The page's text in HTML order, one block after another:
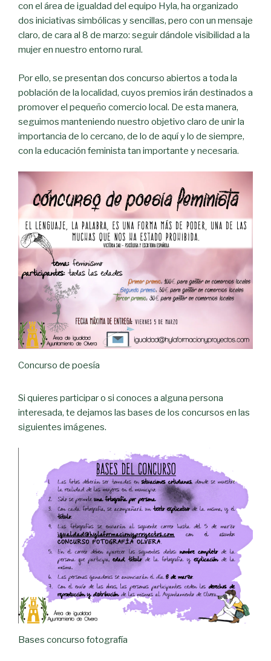
con el área de igualdad del equipo Hyla, ha organizado
dos iniciativas simbólicas y sencillas, pero con un mensaje
claro, de cara al 8 de marzo: seguir dándole visibilidad a la
mujer en nuestro entorno rural.
Por ello, se presentan dos concurso abiertos a toda la
población de la localidad, cuyos premios irán destinados a
promover el pequeño comercio local. De esta manera,
seguimos manteniendo nuestro objetivo claro de unir la
importancia de lo cercano, de lo de aquí y lo de siempre,
con la educación feminista tan importante y necesaria.
Concurso de poesía
Si quieres participar o si conoces a alguna persona
interesada, te dejamos las bases de los concursos en las
siguientes imágenes.
Bases concurso fotografía